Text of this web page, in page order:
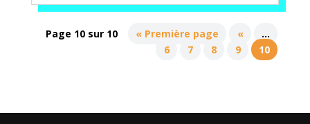
Page 10 sur 10 « Première page «
…
6
7 8 9 10